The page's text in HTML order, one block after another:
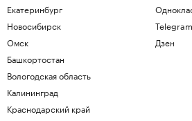
Екатеринбург
Новосибирск
Омск
Башкортостан
Вологодская область
Калининград
Краснодарский край
Telegram
Дзен